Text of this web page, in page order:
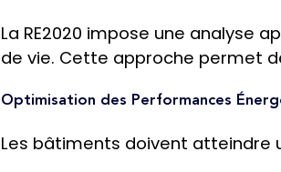
La RE2020 impose une analyse
de vie. Cette approche permet
Optimisation des Performances
Les bâtiments doivent atteindre